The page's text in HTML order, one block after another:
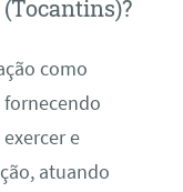
como
e
atuando